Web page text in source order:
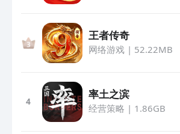
王者传奇
网络游戏| 52.22MB
4
率土之滨
经营策略 | 1.86GB